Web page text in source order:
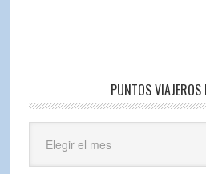
PUNTOS VIAJEROS
Viajeros
por